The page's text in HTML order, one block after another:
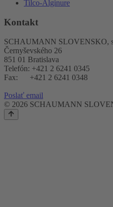
Tilco-Alginure
Kontakt
SCHAUMANN SLOVENSKO,
Černyševského 26
851 01 Bratislava
Telefón: +421 2 6241 0345
Fax: +421 2 6241 0348
Poslať email
© 2026 SCHAUMANN